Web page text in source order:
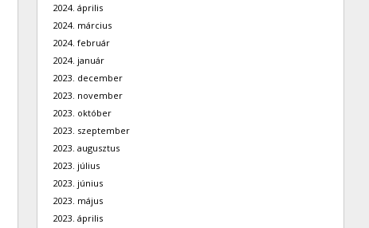
2024. április
2024. március
2024. február
2024. január
2023. december
2023. november
2023. október
2023. szeptember
2023. augusztus
2023. július
2023. június
2023. május
2023. április